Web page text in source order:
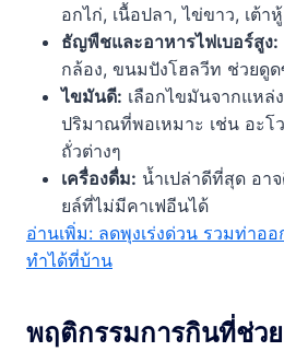
อกไก่, เนื้อปลา, ไข่ขาว, เต้าหู้
ธัญพืชและอาหารไฟเบอร์สูง:
กล้อง, ขนมปังโฮลวีท ช่วยดู
ไขมันดี: เลือกไขมันจากแห
ปริมาณที่พอเหมาะ เช่น อะโ
ถั่วต่างๆ
เครื่องดื่ม: น้ำเปล่าดีที่สุด อา
ยล์ที่ไม่มีคาเฟอีนได้
อ่านเพิ่ม: ลดพุงเร่งด่วน รวมท่าอ
ทำได้ที่บ้าน
พฤติกรรมการกินที่ช่ว